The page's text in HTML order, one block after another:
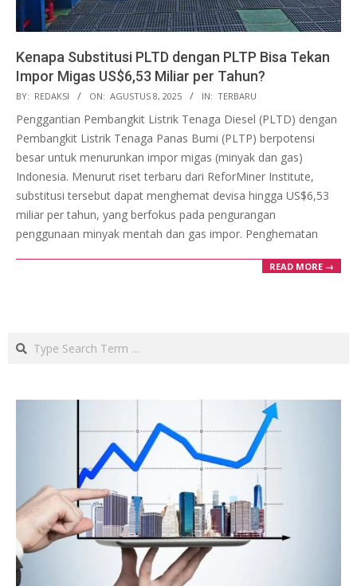
Kenapa Substitusi PLTD dengan PLTP Bisa Tekan
Impor Migas US$6,53 Miliar per Tahun?
2025-
08-
08
BY: REDAKSI ON: AGUSTUS 8, 2025 IN: TERBARU
Penggantian Pembangkit Listrik Tenaga Diesel (PLTD) dengan
Pembangkit Listrik Tenaga Panas Bumi (PLTP) berpotensi
besar untuk menurunkan impor migas (minyak dan gas)
Indonesia. Menurut riset terbaru dari ReforMiner Institute,
substitusi tersebut dapat menghemat devisa hingga US$6,53
miliar per tahun, yang berfokus pada pengurangan
penggunaan minyak mentah dan gas impor. Penghematan
READ MORE →
Search